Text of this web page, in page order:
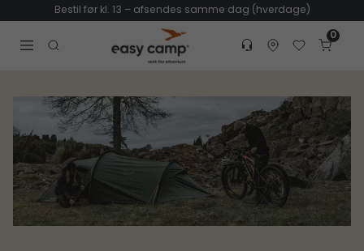
Bestil før kl. 13 – afsendes samme dag (hverdage)
Open search modal
Customer service
Find dealer
Favorites
Cart
0